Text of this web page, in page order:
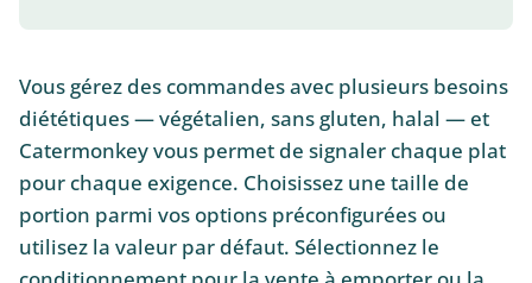
Vous gérez des commandes avec plusieurs besoins
diététiques — végétalien, sans gluten, halal — et
Catermonkey vous permet de signaler chaque plat
pour chaque exigence. Choisissez une taille de
portion parmi vos options préconfigurées ou
utilisez la valeur par défaut. Sélectionnez le